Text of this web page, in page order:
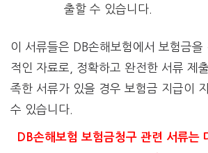
출할 수 있습니다.
이 서류들은 DB손해보험에서 보험금을
적인 자료로, 정확하고 완전한 서류 제
족한 서류가 있을 경우 보험금 지급이
수 있습니다.
DB손해보험 보험금청구 관련 서류는